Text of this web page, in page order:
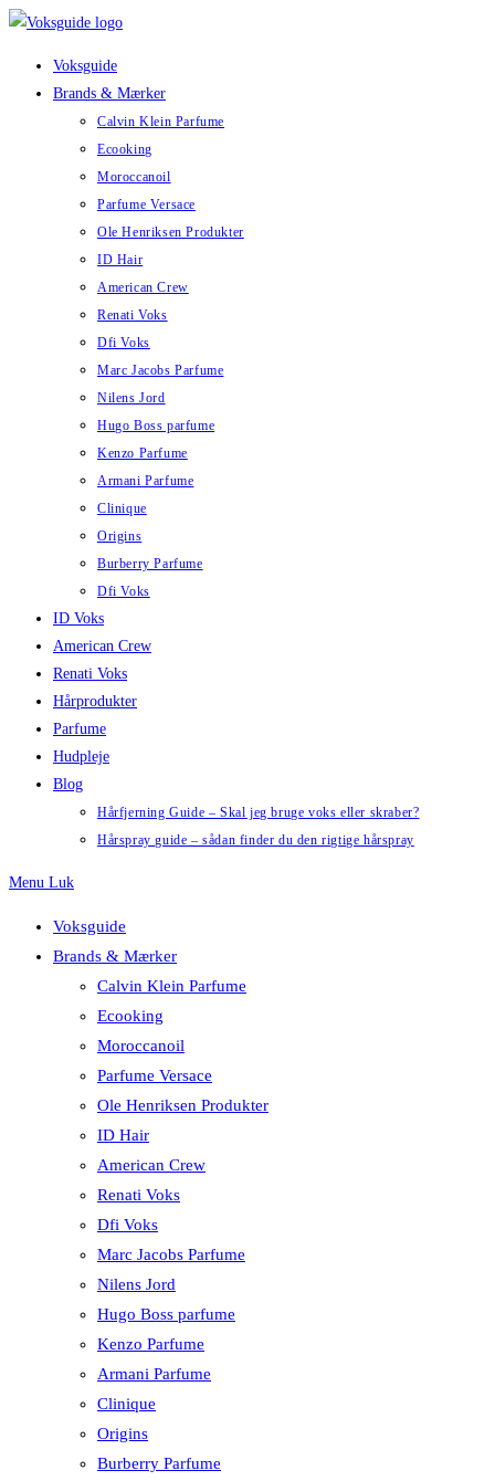
Skip
Voksguide
Brands & Mærker
Calvin Klein Parfume
Ecooking
Moroccanoil
Parfume Versace
Ole Henriksen Produkter
ID Hair
American Crew
Renati Voks
Dfi Voks
Marc Jacobs Parfume
Nilens Jord
Hugo Boss parfume
Kenzo Parfume
Armani Parfume
Clinique
Origins
Burberry Parfume
Dfi Voks
ID Voks
American Crew
Renati Voks
Hårprodukter
Parfume
Hudpleje
Blog
Hårfjerning Guide – Skal jeg bruge voks eller skraber?
Hårspray guide – sådan finder du den rigtige hårspray
Menu Luk
Voksguide
Brands & Mærker
Calvin Klein Parfume
Ecooking
Moroccanoil
Parfume Versace
Ole Henriksen Produkter
ID Hair
American Crew
Renati Voks
Dfi Voks
Marc Jacobs Parfume
Nilens Jord
Hugo Boss parfume
Kenzo Parfume
Armani Parfume
Clinique
Origins
Burberry Parfume